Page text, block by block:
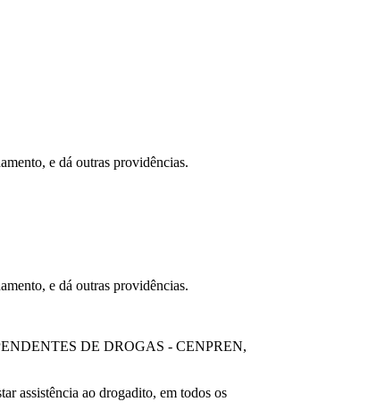
e dá outras providências.
e dá outras providências.
DE DROGAS - CENPREN,
assistência ao drogadito, em todos os